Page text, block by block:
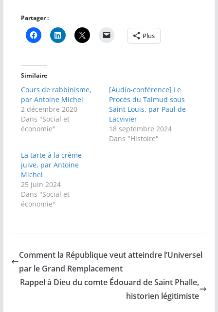
Partager :
Plus
Similaire
Cours de rabbinisme,
par Antoine Michel
2 décembre 2020
Dans "Social et
économie"
[Audio-conférence] Le
Procès du Talmud sous
Saint Louis, par Paul de
Lacvivier
18 septembre 2024
Dans "Histoire"
La tarte à la crème
juive, par Antoine
Michel
25 juin 2024
Dans "Social et
économie"
Comment la République veut atteindre l’Universel
par le Grand Remplacement
Rappel à Dieu du comte Édouard de Saint Phalle,
historien légitimiste